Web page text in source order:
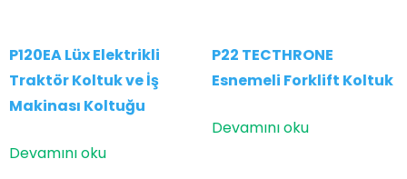
P120EA Lüx Elektrikli
Traktör Koltuk ve İş
Makinası Koltuğu
Devamını oku
P22 TECTHRONE
Esnemeli Forklift Koltuk
Devamını oku